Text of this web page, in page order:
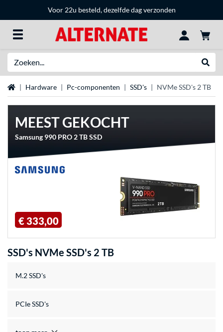
Voor 22u besteld, dezelfde dag verzonden
Home Hardware Pc-componenten SSD's NVMe SSD's 2 TB
MEEST GEKOCHT
Samsung 990 PRO 2 TB SSD
€ 333,00
SSD's NVMe SSD's 2 TB
M.2 SSD's
PCIe SSD's